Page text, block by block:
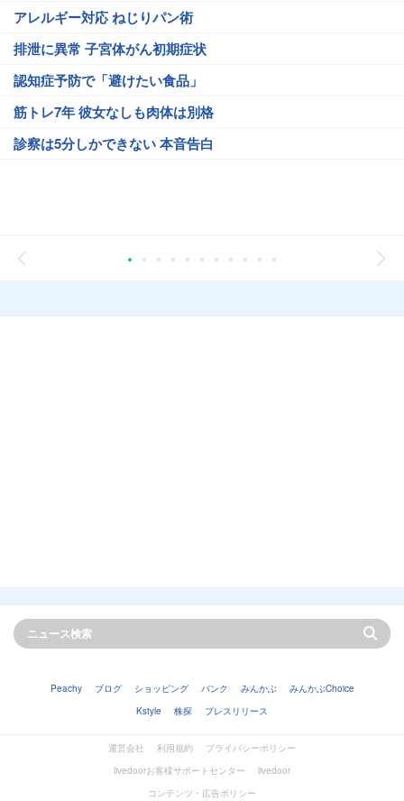
アレルギー対応 ねじりパン術
排泄に異常 子宮体がん初期症状
認知症予防で「避けたい食品」
筋トレ7年 彼女なしも肉体は別格
診察は5分しかできない 本音告白
Peachy ブログ ショッピング バンク みんかぶ
みんかぶChoice
Kstyle
株探 プレスリリース
運営会社 利用規約
プライバシーポリシー
livedoorお客様サポートセンター
livedoor
コンテンツ・広告ポリシー